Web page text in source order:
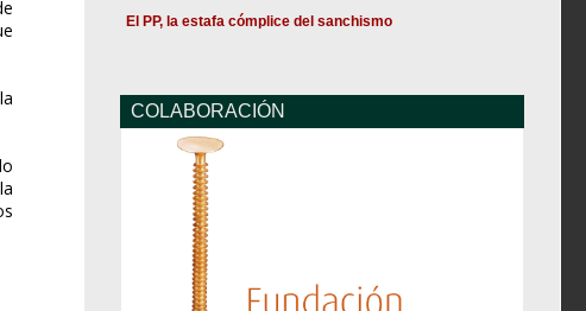
El PP, la estafa cómplice del sanchismo
COLABORACIÓN